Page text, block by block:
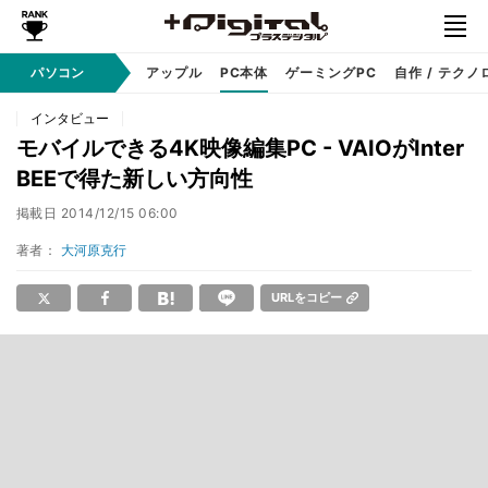
パソコンWindows アップル PC本体 ゲーミングPC 自作 / テクノ
インタビュー
モバイルできる4K映像編集PC - VAIOがInter
BEEで得た新しい方向性
掲載日 2014/12/15 06:00
著者： 大河原克行
URLをコピー